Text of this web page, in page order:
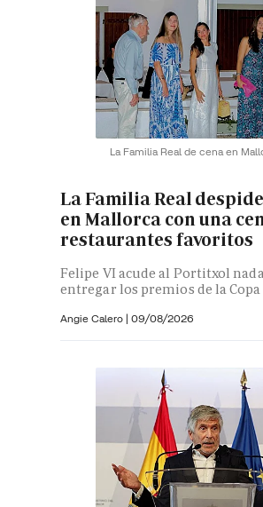
La Familia Real de cena en
La Familia Real
en Mallorca con una
restaurantes favoritos
Felipe VI acude al Portitxol
entregar los premios de la Copa
Angie Calero | 09/08/2026